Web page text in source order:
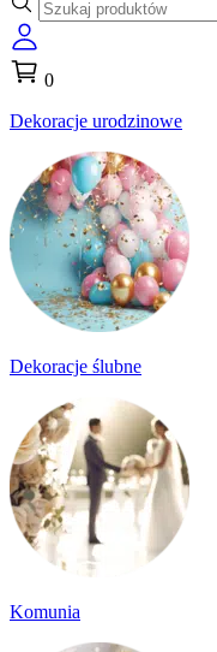
0
Dekoracje urodzinowe
Dekoracje ślubne
Komunia